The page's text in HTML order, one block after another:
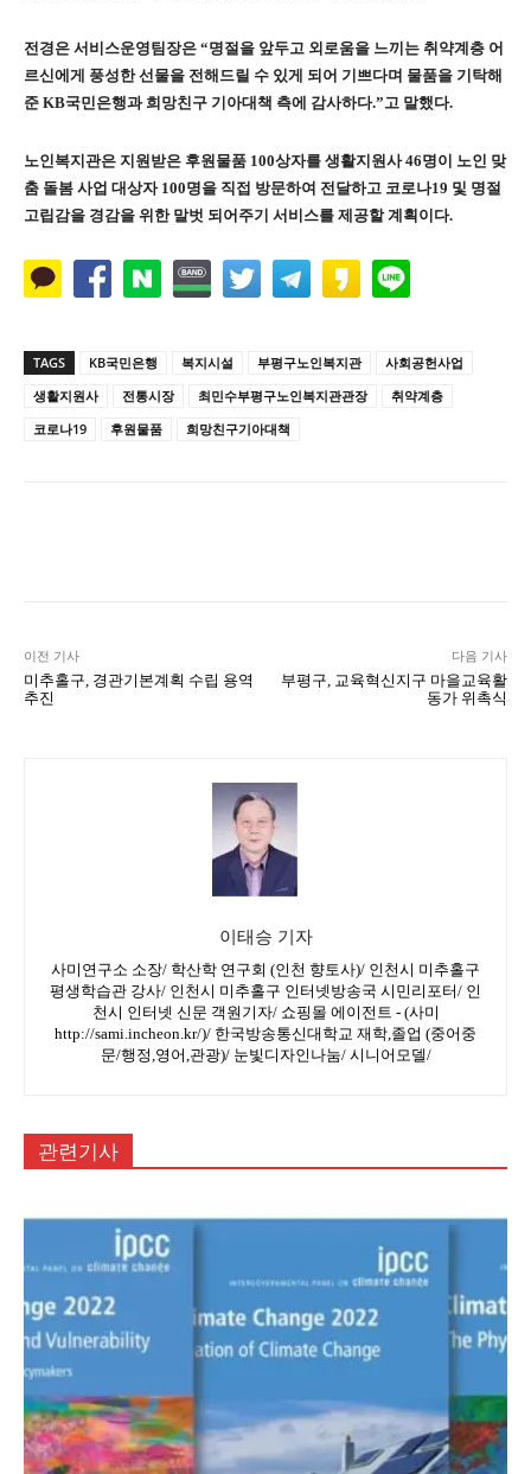
전경은 서비스운영팀장은 “명절을 앞두고 외로움을 느끼는 취약계층 어
르신에게 풍성한 선물을 전해드릴 수 있게 되어 기쁘다며 물품을 기탁해
준 KB국민은행과 희망친구 기아대책 측에 감사하다.” 고 말했다.
노인복지관은 지원받은 후원물품 100상자를 생활지원사46명이 노인 맞
춤 돌봄 사업 대상자 100명을 직접 방문하여 전달하고 코로나19 및 명절
고립감을 경감을 위한 말벗 되어주기 서비스를 제공할 계획이다.
TAGS KB국민은행 복지시설 부평구노인복지관
사회공헌사업
생활지원사
전통시장 최민수부평구노인복지관관장
취약계층
코로나19
후원물품 희망친구기아대책
이전 기사
미추홀구, 경관기본계획 수립 용역
추진
다음 기사
부평구, 교육혁신지구 마을교육활
동가 위촉식
이태승 기자
사미연구소 소장/ 학산학 연구회 (인천 향토사)/ 인천시 미추홀구
평생학습관 강사/ 인천시 미추홀구 인터넷방송국 시민리포터/ 인
천시 인터넷 신문 객원기자/ 쇼핑몰 에이전트 - (사미
http://sami.incheon.kr/)/ 한국방송통신대학교 재학,졸업 (중어중
문/행정,영어,관광)/ 눈빛디자인나눔/ 시니어모델/
관련기사